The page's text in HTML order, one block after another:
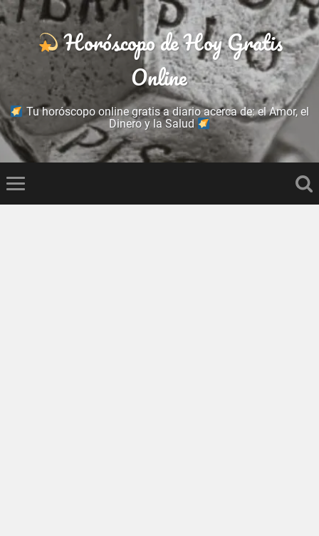
Horóscopo de Hoy Gratis
Online
Tu horóscopo online gratis a diario acerca de: el Amor, el
Dinero y la Salud